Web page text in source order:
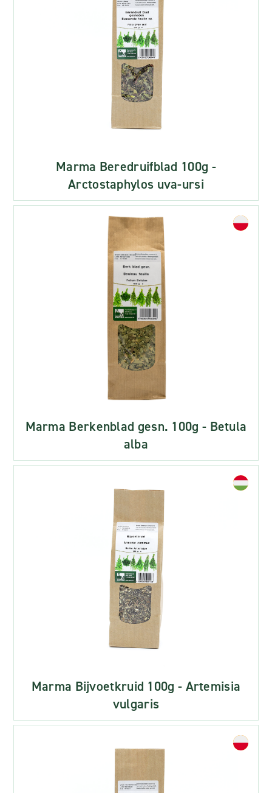
Marma Beredruifblad 100g -
Arctostaphylos uva-ursi
Marma Berkenblad gesn. 100g - Betula
alba
Marma Bijvoetkruid 100g - Artemisia
vulgaris